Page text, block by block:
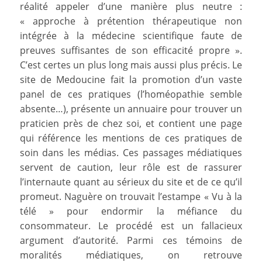
réalité appeler d’une manière plus neutre :
« approche à prétention thérapeutique non
intégrée à la médecine scientifique faute de
preuves suffisantes de son efficacité propre ».
C’est certes un plus long mais aussi plus précis. Le
site de Medoucine fait la promotion d’un vaste
panel de ces pratiques (l’homéopathie semble
absente…), présente un annuaire pour trouver un
praticien près de chez soi, et contient une page
qui référence les mentions de ces pratiques de
soin dans les médias. Ces passages médiatiques
servent de caution, leur rôle est de rassurer
l’internaute quant au sérieux du site et de ce qu’il
promeut. Naguère on trouvait l’estampe « Vu à la
télé » pour endormir la méfiance du
consommateur. Le procédé est un fallacieux
argument d’autorité. Parmi ces témoins de
moralités médiatiques, on retrouve